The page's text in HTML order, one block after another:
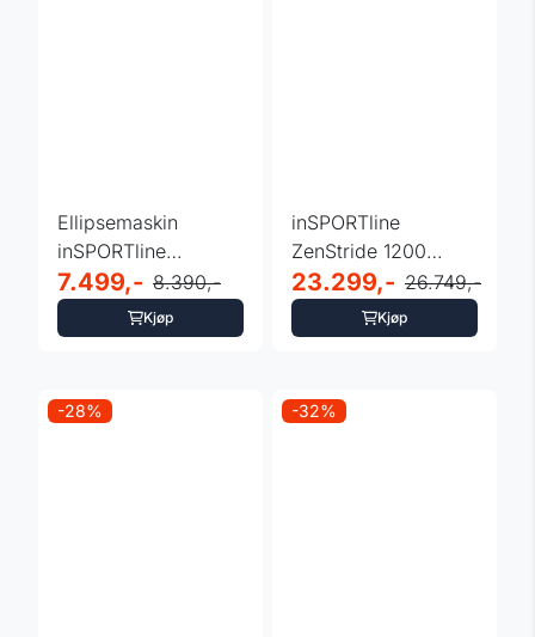
Ellipsemaskin
inSPORTline
ZenStride 200
sammenleggbar
7.499,- 8.390,-
Kjøp
inSPORTline
ZenStride 1200
ellipsemaskin -
interaktiv ...
23.299,- 26.749,-
Kjøp
-28% -32%